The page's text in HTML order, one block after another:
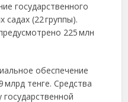
государственного
садах (22 группы).
225 млн
обеспечение
млрд тенге. Средства